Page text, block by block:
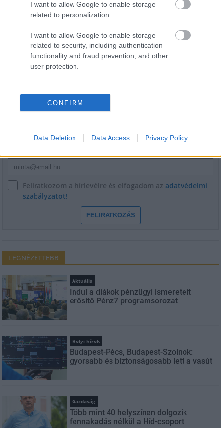
I want to allow Google to enable storage
related to personalization.
I want to allow Google to enable storage
related to security, including authentication
functionality and fraud prevention, and other
user protection.
CONFIRM
Data Deletion Data Access Privacy Policy
Paks II.: Mit jelent az 5. blokk új
árnyékában?
HÍRLEVÉL
Név
Feliratkozom a hírlevélre és elfogadom az adatvédelmi
szabályzatot!
FELIRATKOZÁS
LEGNÉZETTEBB
Aktuális
Indul a diákok pénzügyi ismereteit
erősítő Pénz7 programsorozat
Helyi hírek
Budapest-Pécs, Budapest-Szolnok:
gyorsabb és biztonságosabb lett a vasút
Gazdaság
Több mint 40 helyszínen dolgozik
fennakadás nélkül a Híd-csoport